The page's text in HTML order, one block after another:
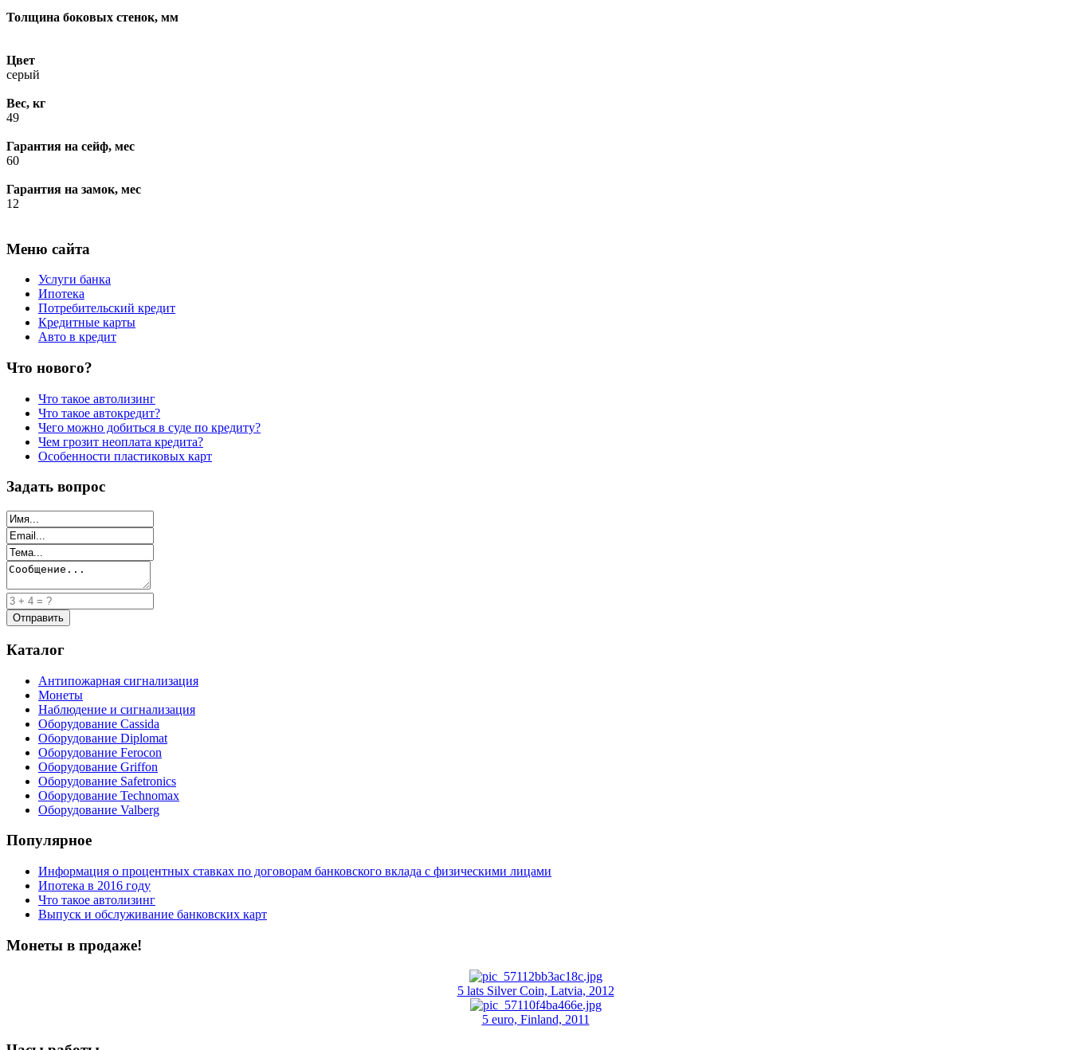
Толщина боковых стенок, мм
Цвет
серый
Вес, кг
49
Гарантия на сейф, мес
60
Гарантия на замок, мес
12
Меню сайта
Услуги банка
Ипотека
Потребительский кредит
Кредитные карты
Авто в кредит
Что нового?
Что такое автолизинг
Что такое автокредит?
Чего можно добиться в суде по кредиту?
Чем грозит неоплата кредита?
Особенности пластиковых карт
Задать вопрос
Каталог
Антипожарная сигнализация
Монеты
Наблюдение и сигнализация
Оборудование Cassida
Оборудование Diplomat
Оборудование Ferocon
Оборудование Griffon
Оборудование Safetronics
Оборудование Technomax
Оборудование Valberg
Популярное
Информация о процентных ставках по договорам банковского вклада с физическими лицами
Ипотека в 2016 году
Что такое автолизинг
Выпуск и обслуживание банковских карт
Монеты в продаже!
5 lats Silver Coin, Latvia, 2012
5 euro, Finland, 2011